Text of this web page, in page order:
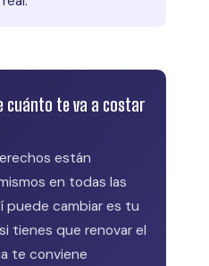
cuánto te va a costar
están
en todas las
puede cambiar es tu
tienes que renovar el
te conviene